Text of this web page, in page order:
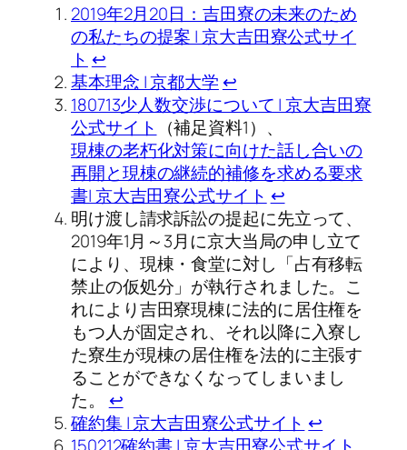
2019年2月20日：吉田寮の未来のため
の私たちの提案 | 京大吉田寮公式サイ
ト ↩︎
基本理念 | 京都大学 ↩︎
180713少人数交渉について | 京大吉田寮
公式サイト
（補足資料1）、
現棟の老朽化対策に向けた話し合いの
再開と現棟の継続的補修を求める要求
書| 京大吉田寮公式サイト ↩︎
明け渡し請求訴訟の提起に先立って、
2019年1月～3月に京大当局の申し立て
により、現棟・食堂に対し「占有移転
禁止の仮処分」が執行されました。こ
れにより吉田寮現棟に法的に居住権を
もつ人が固定され、それ以降に入寮し
た寮生が現棟の居住権を法的に主張す
ることができなくなってしまいまし
た。 ↩︎
確約集 | 京大吉田寮公式サイト ↩︎